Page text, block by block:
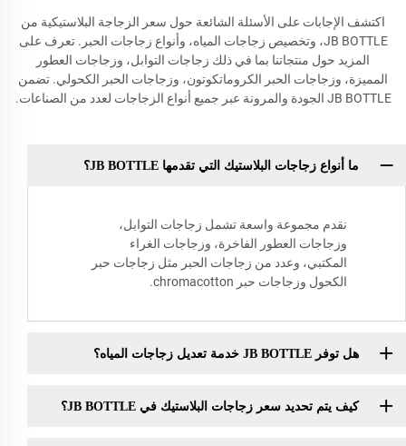
اكتشف الإجابات على الأسئلة الشائعة حول سعر الزجاجة البلاستيكية من
JB BOTTLE، وتخصيص زجاجات المياه، وأنواع زجاجات الحبر. تعرف على
المزيد حول منتجاتنا بما في ذلك زجاجات التوابل، وزجاجات العطور
المميزة، وزجاجات الحبر الكروماتكوتون، وزجاجات الحبر الكحولي. تضمن
JB BOTTLE الجودة والمرونة عبر جميع أنواع الزجاجات لعدد من الصناعات.
ما أنواع زجاجات البلاستيك التي تقدمها JB BOTTLE؟
نقدم مجموعة واسعة تشمل زجاجات التوابل،
وزجاجات العطور الفاخرة، وزجاجات الغراء
المكتبي، وعدد من زجاجات الحبر مثل زجاجات حبر
الكحول وزجاجات حبر chromacotton.
هل توفر JB BOTTLE خدمة تعديل زجاجات المياه؟
كيف يتم تحديد سعر زجاجات البلاستيك في JB BOTTLE؟